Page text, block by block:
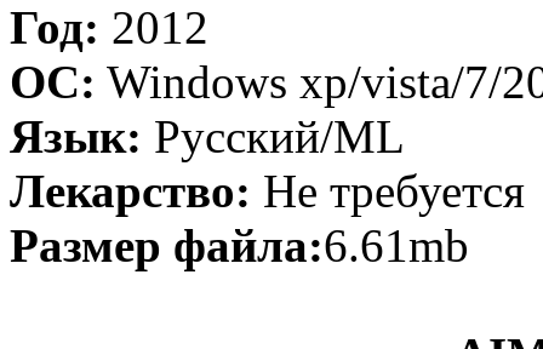
Год: 2012
OC: Windows xp/vista/7/
Язык: Русский/ML
Лекарство: Не требуется
Размер файла:6.61mb